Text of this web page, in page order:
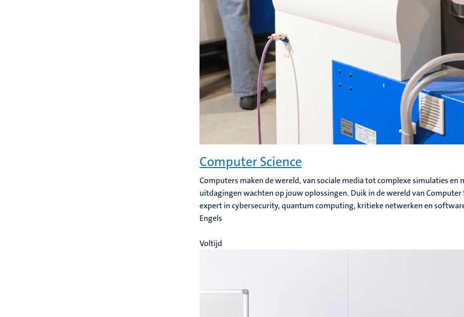
Computer Science
Computers maken de wereld, van sociale media tot complexe simulaties en
uitdagingen wachten op jouw oplossingen. Duik in de wereld van Computer
expert in cybersecurity, quantum computing, kritieke netwerken en
Engels
Voltijd